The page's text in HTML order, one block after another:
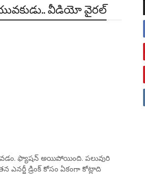
యువకుడు.. వీడియో వైరల్
ఫ్యాషన్ అయిపోయింది. పలువురి
డ్రింక్ కోసం ఏకంగా కోట్లాది